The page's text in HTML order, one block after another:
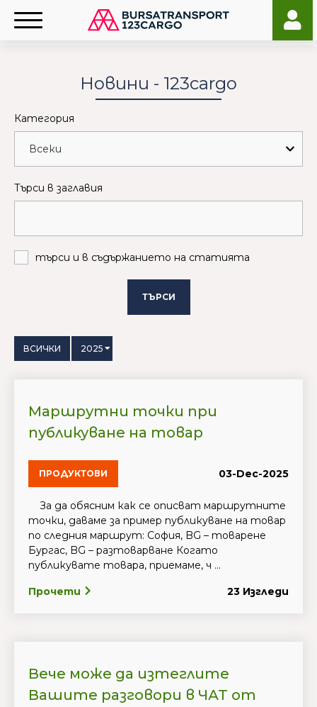
Новини - 123cargo
Категория
Търси в заглавия
търси и в съдържанието на статията
ТЪРСИ
ВСИЧКИ 2025
Маршрутни точки при
публикуване на товар
ПРОДУКТОВИ 03-Dec-2025
За да обясним как се описват маршрутните
точки, даваме за пример публикуване на товар
по следния маршрут: София, BG – товарене
Бургас, BG – разтоварване Когато
публикувате товара, приемаме, ч ...
Прочети 23 Изгледи
Вече може да изтеглите
Вашите разговори в ЧАТ от